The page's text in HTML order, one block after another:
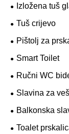
Izložena tuš
Tuš crijevo
Pištolj za
Smart Toilet
Ručni WC
Slavina za
Balkonska
Toalet